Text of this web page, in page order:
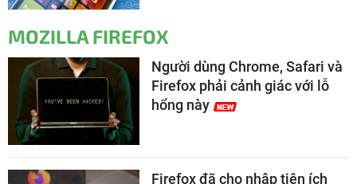
MOZILLA FIREFOX
Người dùng Chrome, Safari và
Firefox phải cảnh giác với lỗ
hổng này
Firefox đã cho nhập tiện ích